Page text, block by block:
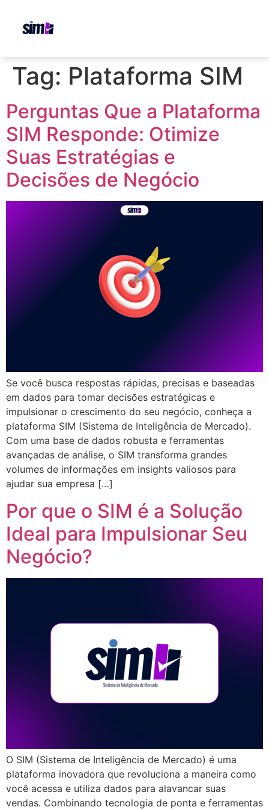
Tag: Plataforma SIM
Perguntas Que a Plataforma
SIM Responde: Otimize
Suas Estratégias e
Decisões de Negócio
Se você busca respostas rápidas, precisas e baseadas
em dados para tomar decisões estratégicas e
impulsionar o crescimento do seu negócio, conheça a
plataforma SIM (Sistema de Inteligência de Mercado).
Com uma base de dados robusta e ferramentas
avançadas de análise, o SIM transforma grandes
volumes de informações em insights valiosos para
ajudar sua empresa […]
Por que o SIM é a Solução
Ideal para Impulsionar Seu
Negócio?
O SIM (Sistema de Inteligência de Mercado) é uma
plataforma inovadora que revoluciona a maneira como
você acessa e utiliza dados para alavancar suas
vendas. Combinando tecnologia de ponta e ferramentas